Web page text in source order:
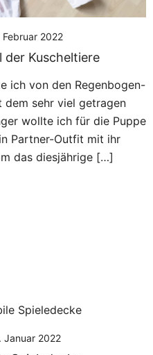
Februar 2022
der Kuscheltiere
ich von den Regenbogen-
dem sehr viel getragen
wollte ich für die Puppe
Partner-Outfit mit ihr
das diesjährige […]
Januar 2022